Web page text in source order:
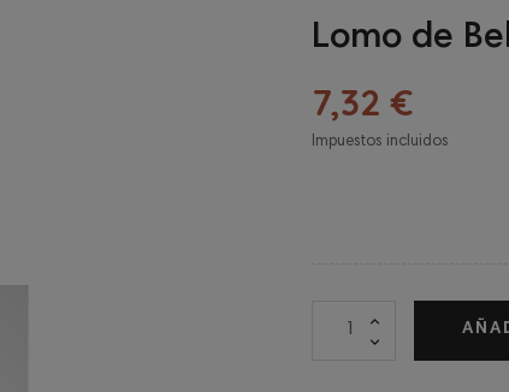
Lomo de
7,32 €
Impuestos incluidos